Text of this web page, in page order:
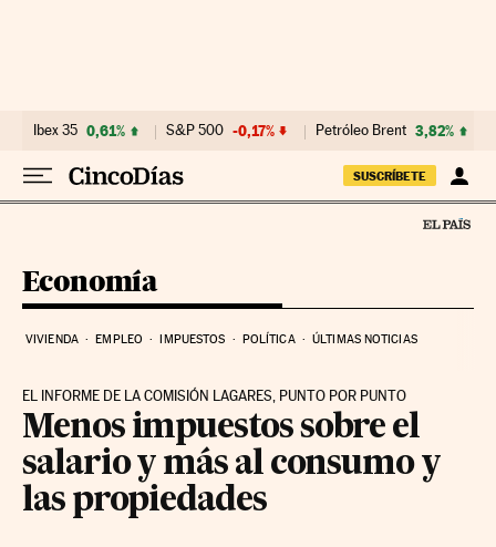
Ibex 35 0,61% S&P 500 -0,17% Petróleo Brent 3,82%
SUSCRÍBETE
Economía
VIVIENDA EMPLEO IMPUESTOS POLÍTICA ÚLTIMAS NOTICIAS
EL INFORME DE LA COMISIÓN LAGARES, PUNTO POR PUNTO
Menos impuestos sobre el
salario y más al consumo y
las propiedades